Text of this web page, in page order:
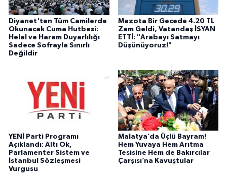
Diyanet'ten Tüm Camilerde
Okunacak Cuma Hutbesi:
Helal ve Haram Duyarlılığı
Sadece Sofrayla Sınırlı
Değildir
Mazota Bir Gecede 4.20 TL
Zam Geldi, Vatandaş İSYAN
ETTİ: "Arabayı Satmayı
Düşünüyoruz!"
YENİ Parti Programı
Açıklandı: Altı Ok,
Parlamenter Sistem ve
İstanbul Sözleşmesi
Vurgusu
Malatya’da Üçlü Bayram!
Hem Yuvaya Hem Arıtma
Tesisine Hem de Bakırcılar
Çarşısı’na Kavuştular